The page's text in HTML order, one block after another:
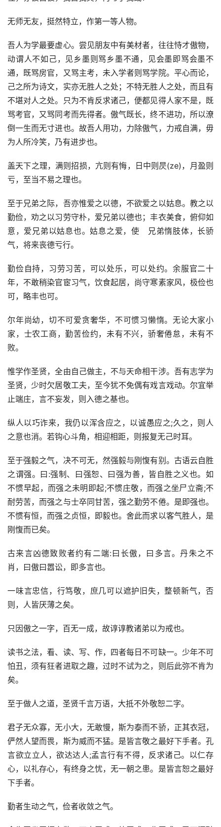
无师无友，挺然特立，作第一等人物。
吾人为学最要虚心。尝见朋友中有美材者，往往恃才傲物，
动谓人不如己，见乡墨则骂乡墨不通，见会墨即骂会墨不
通，既骂房官，又骂主考，未入学者则骂学院。平心而论，
己之所为诗文，实亦无胜人之处；不特无胜人之处，而且有
不堪对人之处。只为不肯反求诸己，便都见得人家不是，既
骂考官，又骂同考而先得者。傲气既长，终不进功，所以潦
倒一生而无寸进也。故吾人用功，力除傲气，力戒自满，毋
为人所冷笑，乃有进步也。
盖天下之理，满则招损，亢则有悔，日中则昃(ze)，月盈则
亏，至当不易之理也。
至于兄弟之际，吾亦惟爱之以德，不欲爱之以姑息。教之以
勤俭，劝之以习劳守朴，爱兄弟以德也；丰衣美食，俯仰如
意，爱兄弟以姑息也。姑息之爱，使   兄弟惰肢体，长骄
气，将来丧德亏行。
勤俭自持，习劳习苦，可以处乐，可以处约。余服官二十
年，不敢稍染官宦习气，饮食起居，尚守寒素家风，极俭也
可，略丰也可。
尔年尚幼，切不可爱贪奢华，不可惯习懒惰。无论大家小
家，士农工商，勤苦俭约，未有不兴，骄奢倦怠，未有不
败。
惟学作圣贤，全由自己做主，不与天命相干涉。吾有志学为
圣贤，少时欠居敬工夫，至今犹不免偶有戏言戏动。尔宜举
止端庄，言不妄发，则入德之基也。
纵人以巧诈来，我仍以浑含应之，以诚愚应之;久之，则人
之意也消。若钩心斗角，相迎相距，则报复无己时耳。
至于强毅之气，决不可无，然强毅与刚愎有别。古语云自胜
之谓强。曰:强制、曰强恕、曰强为善，皆自胜之义也。如
不惯早起，而强之未明即起;不惯庄敬，而强之坐尸立斋;不
耐劳苦，而强之与士卒同甘苦，强之勤劳不倦。是即强也。
不惯有恒，而强之贞恒，即毅也。舍此而求以客气胜人，是
刚愎而已矣。
古来言凶德致败者约有二端:曰长傲，曰多言。丹朱之不
肖，曰傲曰嚣讼，即多言也。
一味言忠信，行笃敬，庶几可以遮护旧失，整顿新气，否
则，人皆厌薄之矣。
只因傲之一字，百无一成，故谆谆教诸弟以为戒也。
读书之法，看、读、写、作，四者每日不可缺一。少年不可
怕丑，须有狂者进取之趣，过时不试为之，则后此弥不肯为
矣。
至于做人之道，圣贤千言万语，大抵不外敬恕二字。
君子无众寡，无小大，无敢慢，斯为泰而不骄，正其衣冠，
俨然人望而畏，斯为威而不猛。是皆言敬之最好下手者。孔
言欲立立人，欲达达人;孟言行有不得，反求诸己。以仁存
心，以礼存心，有终身之忧，无一朝之患。是皆言恕之最好
下手者。
勤者生动之气，俭者收敛之气。